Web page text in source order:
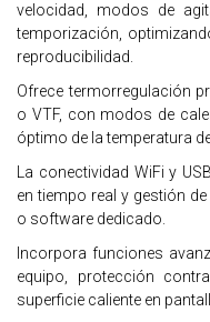
velocidad, modos de
temporización,
reproducibilidad.
Ofrece termorregulación
o VTF, con modos de
óptimo de la temperatura
La conectividad WiFi y
en tiempo real y gestión
o software dedicado.
Incorpora funciones
equipo, protección
superficie caliente en